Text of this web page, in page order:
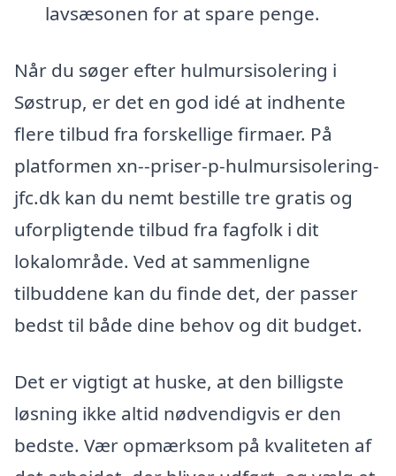
lavsæsonen for at spare penge.
Når du søger efter hulmursisolering i
Søstrup, er det en god idé at indhente
flere tilbud fra forskellige firmaer. På
platformen xn--priser-p-hulmursisolering-
jfc.dk kan du nemt bestille tre gratis og
uforpligtende tilbud fra fagfolk i dit
lokalområde. Ved at sammenligne
tilbuddene kan du finde det, der passer
bedst til både dine behov og dit budget.
Det er vigtigt at huske, at den billigste
løsning ikke altid nødvendigvis er den
bedste. Vær opmærksom på kvaliteten af